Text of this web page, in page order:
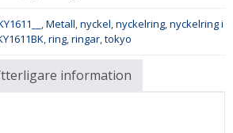
Metall nyckel nyckelring nyckelring i
ring ringar tokyo
information